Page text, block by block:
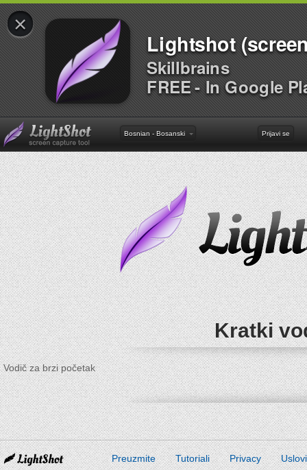
×
Lightshot
Skillbrains
FREE - In Google
Bosnian - Bosanski Prijavi se
Kratki
Vodič za brzi početak
Preuzmite Tutoriali Privacy